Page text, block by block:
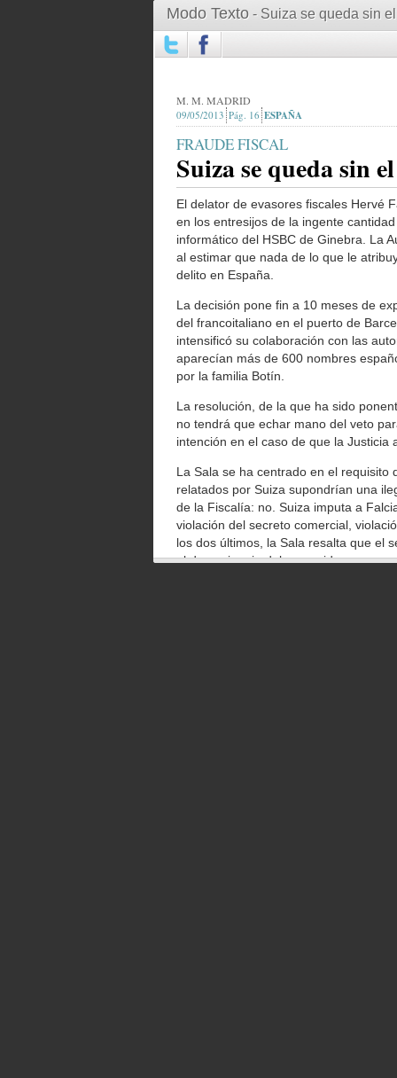
Modo Texto- Suiza se queda sin
M. M. MADRID
09/05/2013 16 ESPAÑA
FRAUDE FISCAL
Suiza se queda sin
El delator de evasores fiscales Hervé
en los entresijos de la ingente
informático del HSBC de Ginebra. La
al estimar que nada de lo que le
delito en España.
La decisión pone fin a 10 meses de
del francoitaliano en el puerto de
intensificó su colaboración con las
aparecían más de 600 nombres
por la familia Botín.
La resolución, de la que ha sido
no tendrá que echar mano del veto
intención en el caso de que la Justicia
La Sala se ha centrado en el requisito
relatados por Suiza supondrían una
de la Fiscalía: no. Suiza imputa a
violación del secreto comercial,
los dos últimos, la Sala resalta que el
el de espionaje debe considerarse